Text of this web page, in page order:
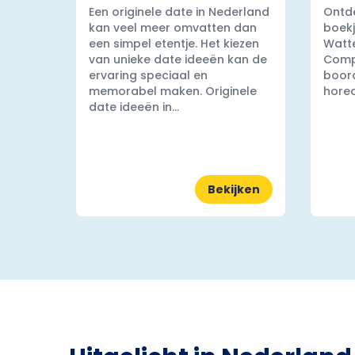
Een originele date in Nederland
kan veel meer omvatten dan
een simpel etentje. Het kiezen
van unieke date ideeën kan de
ervaring speciaal en
memorabel maken. Originele
date ideeën in...
Bekijken